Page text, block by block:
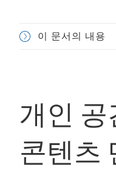
이 문서의 내용
개인 공
콘텐츠